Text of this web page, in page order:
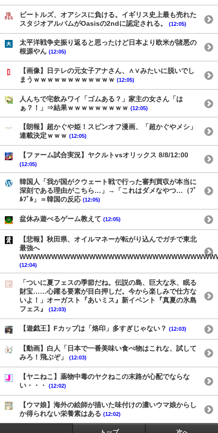
ビートルズ、オアシスに負ける。イギリス史上最も売れた
スタジオアルバムがOasisの2ndに認定される。
(12:05)
太平洋戦争史振り返ると思ったけど日本より欧米が諸悪の
根源やん (12:05)
【画像】日テレの元女子アナさん、∧∨みたいに脱いでし
まうｗｗｗｗｗｗｗｗｗｗｗｗ (12:05)
人んちで宅飲みワイ「ゴムある？」家主の女さん「は
ぁ？！」⇒結果ｗｗｗｗｗｗｗｗｗ (12:05)
【朗報】超かぐや姫！スピンオフ漫画、「超かぐやメシ」
連載決定ｗｗｗ (12:05)
【ファーム試合実況】ヤクルトvsオリックス 8/8/12:00
(12:05)
韓国人「我が国がクウェート戦で行った審判買収が本当に
深刻である理由がこちら…」→「これはダメなやつ…（ﾌﾞ
ﾙﾌﾞﾙ」＝韓国の反応 (12:05)
盆休み遊べるゲーム教えて (12:05)
【悲報】秋田県、オイルマネーが転がり込んでガチで東北
最強へ
(12:04)
「ついに夏フェスの季節だね。伝説の島、巨大な氷、眠る
財宝……心躍る要素が目白押しだ。今から楽しみで仕方な
いよ！」オーガスト『あいミス』新イベント『真夏の氷島
フェス』
(12:03)
【遊戯王】Fカップは「烙印」多すぎじゃない？ (12:03)
【動画】白人「日本で一番美味い食べ物はこれな、試して
みろ！飛ぶぞ」
(12:03)
【ヤニねこ】薬物中毒のヤクねこの末路が心配でならな
い・・・
(12:02)
【ウマ娘】海外の絵師が描いた味付けの濃いウマ娘からし
か得られない栄養素はある (12:02)